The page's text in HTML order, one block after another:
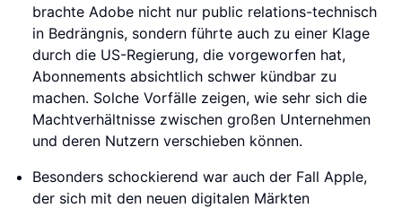
brachte Adobe nicht nur public relations-technisch
in Bedrängnis, sondern führte auch zu einer Klage
durch die US-Regierung, die vorgeworfen hat,
Abonnements absichtlich schwer kündbar zu
machen. Solche Vorfälle zeigen, wie sehr sich die
Machtverhältnisse zwischen großen Unternehmen
und deren Nutzern verschieben können.
Besonders schockierend war auch der Fall Apple,
der sich mit den neuen digitalen Märkten